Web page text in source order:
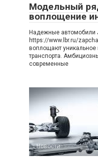
Модельный
воплощение
Надежные автомобили
https://www.lbr.ru/
воплощают
транспорта.
современные
Новости